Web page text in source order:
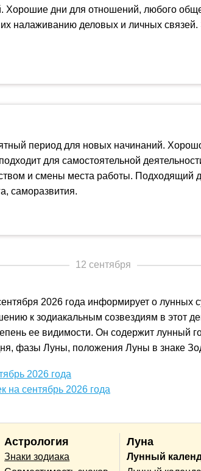
Хорошие дни для отношений, любого
налаживанию деловых и личных связей.
период для новых начинаний.
для самостоятельной
и смены места работы. Подходящий
саморазвития.
12 сентября
2026 года информирует о лунных
к зодиакальным созвездиям в этот
ее видимости. Он содержит лунный
фазы Луны, положения Луны в знаке
2026 года
на сентябрь 2026 года
Астрология
Знаки зодиака
Луна
Лунный